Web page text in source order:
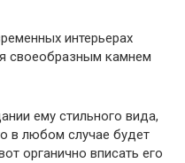
интерьерах
своеобразным камнем
ему стильного вида,
в любом случае будет
органично вписать его